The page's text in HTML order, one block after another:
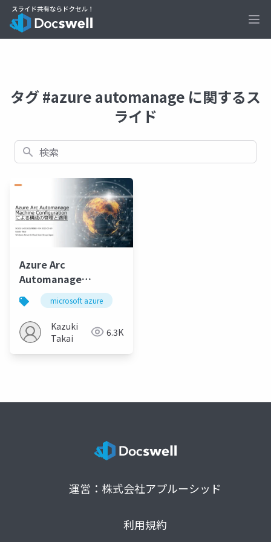
タグ #azure automanage に関するス
ライド
検索
Azure Arc
Automanage
Machine
Configuration による
構成の管理と適用
microsoft azure
Kazuki
Takai
6.3K
運営：株式会社アプルーシッド
利用規約